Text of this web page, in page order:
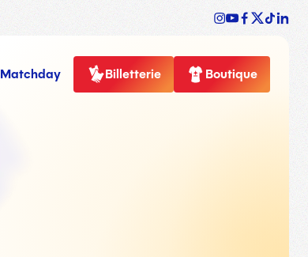
Matchday Billetterie Boutique